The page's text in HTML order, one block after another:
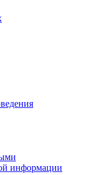
информации